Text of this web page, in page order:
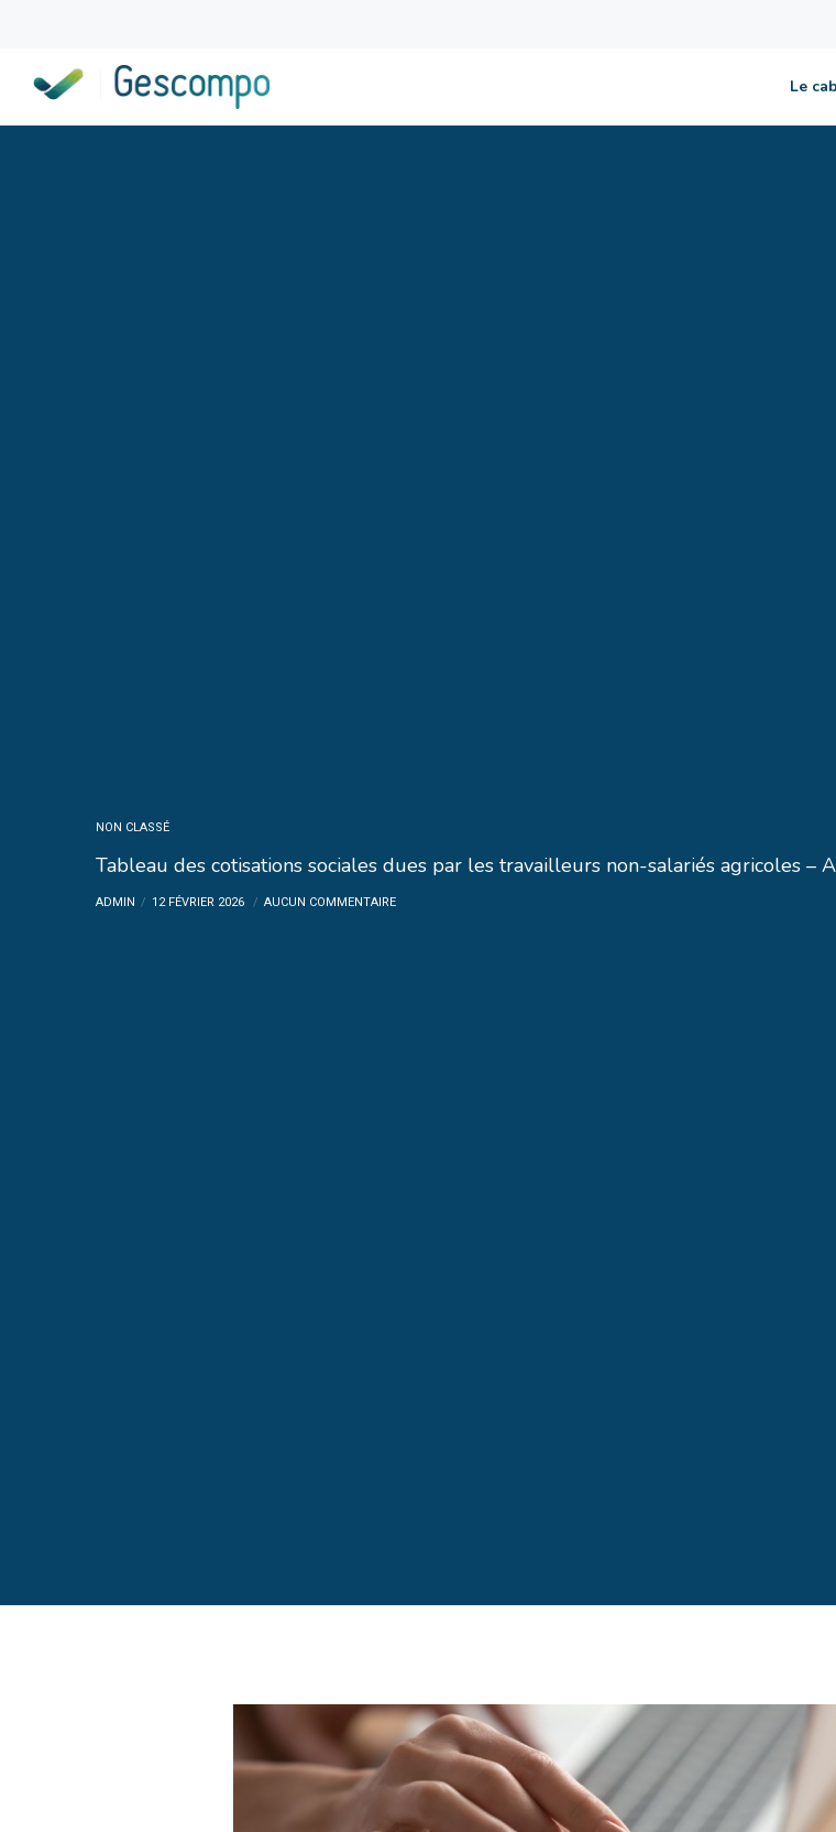
Le
NON CLASSÉ
Tableau des cotisations sociales dues par les travailleurs non-salariés agricoles –
ADMIN 12 FÉVRIER 2026 AUCUN COMMENTAIRE